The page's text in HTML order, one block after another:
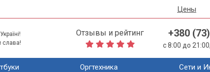
Цены
слава!
Отзывы и рейтинг +380
с 8:00 до
Оргтехника Сети и